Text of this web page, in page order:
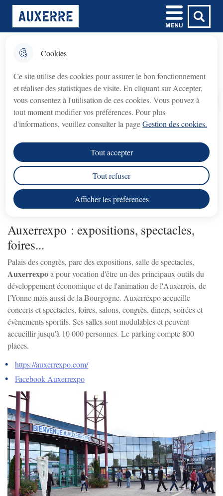
Cookies
Ce site utilise des cookies pour assurer le bon fonctionnement
et réaliser des statistiques de visite. En cliquant sur Accepter,
vous consentez à l'utilisation de ces cookies. Vous pouvez à
tout moment modifier vos préférences. Pour plus
d'informations, veuillez consulter la pageGestion des cookies.
Afficher les préférences
Tout accepter
Tout refuser
Aller
au
menu
Aller à la
recherche
Consulter le
plan du site
𝗙𝗲𝗿𝗺𝗲𝘁𝘂𝗿𝗲 𝘁𝗲𝗺𝗽𝗼𝗿𝗮𝗶𝗿𝗲 𝗱𝘂
𝗯𝘂𝗿𝗲𝗮𝘂 𝗱𝘂 𝗖𝗿𝗲́𝗱𝗶𝘁
𝗠𝘂𝗻𝗶𝗰𝗶𝗽𝗮𝗹 (𝗽𝗿𝗲̂𝘁 𝘀𝘂𝗿 𝗴𝗮𝗴𝗲)
Le bureau duCrédit Municipal (prêt sur gage)
serafermé du lundi 3 août au lundi 31 août 2026
inclus.
Le servicerouvrira le lundi 7 septembre 2026, aux
Nous vous remercions de votre compréhension.
Ville d'Auxerre Menu principal
Menu
Accueil
Palais des congrès, parc des expositions, salle des
modulables accueillir jusqu'à 10 000 personnes.
Sommaire
Auxerrexpo : expositions, spectacles,
foires...
Palais des congrès, parc des expositions, salle de spectacles,
Auxerrexpoa pour vocation d'être un des principaux outils du
développement économique et de l'animation de l'Auxerrois, de
l'Yonne mais aussi de la Bourgogne. Auxerrexpo accueille
concerts et spectacles, foires, salons, congrès, diners, soirées et
évènements sportifs. Ses salles sont modulables et peuvent
accueillir jusqu'à 10 000 personnes. Le parking compte 800
places.
https://auxerrexpo.com/
Facebook Auxerrexpo